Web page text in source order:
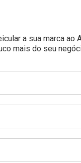
a sua marca ao
mais do seu